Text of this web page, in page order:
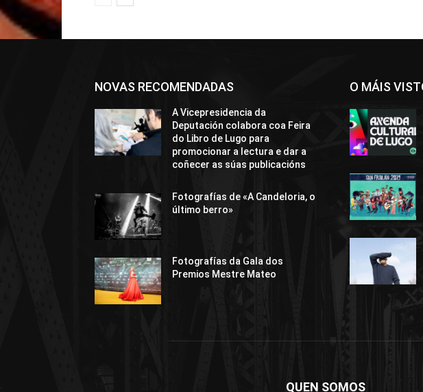
NOVAS RECOMENDADAS
A Vicepresidencia da
Deputación colabora coa Feira
do Libro de Lugo para
promocionar a lectura e dar a
coñecer as súas publicacións
Fotografías de «A Candeloria, o
último berro»
Fotografías da Gala dos
Premios Mestre Mateo
O MÁIS
QUEN SOMOS